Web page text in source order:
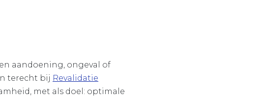
aandoening, ongeval of
terecht bij Revalidatie
met als doel: optimale